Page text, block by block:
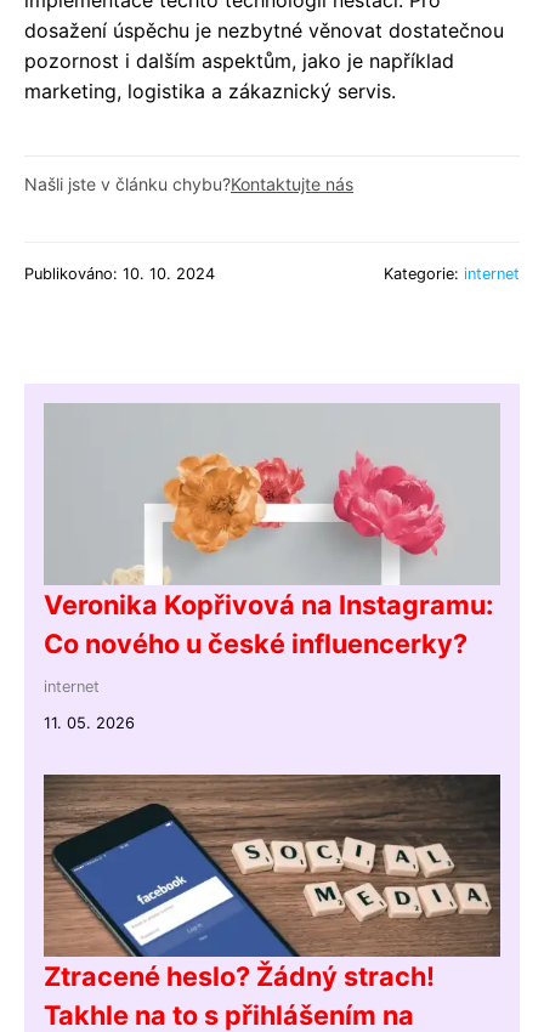
dosažení úspěchu je nezbytné věnovat dostatečnou
pozornost i dalším aspektům, jako je například
marketing, logistika a zákaznický servis.
Našli jste v článku chybu?Kontaktujte nás
Publikováno: 10. 10. 2024 Kategorie: internet
Veronika Kopřivová na Instagramu:
Co nového u české influencerky?
internet
11. 05. 2026
Ztracené heslo? Žádný strach!
Takhle na to s přihlášením na